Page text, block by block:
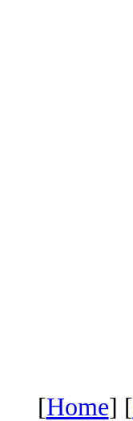
[Home] [